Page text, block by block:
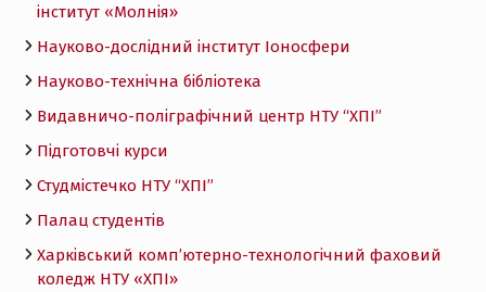
інститут «Молнія»
Науково-дослідний інститут Іоносфери
Науково-технічна бібліотека
Видавничо-поліграфічний центр НТУ “ХПІ”
Підготовчі курси
Студмістечко НТУ “ХПІ”
Палац студентів
Харківський комп’ютерно-технологічний фаховий
коледж НТУ «ХПI»